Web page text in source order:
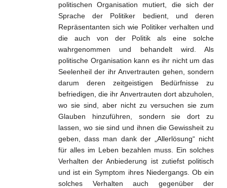
politischen Organisation mutiert, die sich der
Sprache der Politiker bedient, und deren
Repräsentanten sich wie Politiker verhalten und
die auch von der Politik als eine solche
wahrgenommen und behandelt wird. Als
politische Organisation kann es ihr nicht um das
Seelenheil der ihr Anvertrauten gehen, sondern
darum deren zeitgeistigen Bedürfnisse zu
befriedigen, die ihr Anvertrauten dort abzuholen,
wo sie sind, aber nicht zu versuchen sie zum
Glauben hinzuführen, sondern sie dort zu
lassen, wo sie sind und ihnen die Gewissheit zu
geben, dass man dank der „Allerlösung“ nicht
für alles im Leben bezahlen muss. Ein solches
Verhalten der Anbiederung ist zutiefst politisch
und ist ein Symptom ihres Niedergangs. Ob ein
solches Verhalten auch gegenüber der